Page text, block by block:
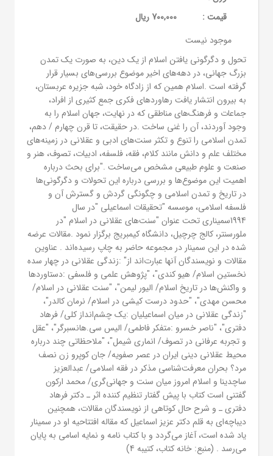
قيمت :
700,000 ریال
موجود نیست
تحول و دگرگونی یافتن اسلام از یک دین، به صورت یک تمدن
بزرگ جهانی، در دهه‌های اخیر موضوع بررسی‌های بسیار قرار
گرفته است .اسلام همین که از زادگاه خود، شبه جزیره عربستان،
به بیرون انتشار یافت رهاوردهای فکری جمع کثیری از افراد،
جماعات و فرهنگ‌های مناطقی که در نهایت، جهان اسلام را به
وجود آوردند، آن را غنی ساخت .در حقیقت، تا قرن چهارم / دهم،
تمدن اسلامی را تنوع و تکثر سنت‌های ادبی و عقلانی در زمینه‌های
مختلف علم و دانش مانند کلام، فقه، فلسفه، ادبیات، تصوف، هنر و
صنعت و علوم طبیعی مشخص می‌ساخت ."برای بحث درباره
اهمیت این موضوع‌ها و بررسی درباره این تحولات و دگرگونی‌ها
در تاریخ و تمدن اسلامی و چگونگی گردش و گسترش آن و
فلسفه اسلامی، موسسه "تحقیقات اسماعیلی "در سال
1994سمیناری تحت عنوان "سنت‌های عقلانی در اسلام "در
ملورسنتر، کالج چرچیل، دانشگاه کیمبریج برگزار نمود .مقالات عرضه
شده در این سمینار در مجموعه حاضر به چاپ رسیده‌اند . عناوین
مقالات و نویسندگان آنها عبارت‌اند از" :زندگی عقلانی در چهار سده
نخستین اسلام/ هیو کندی"، "پژوهش علمی و فلسفی :دستاوردها
و واکنش‌ها در تاریخ اسلام/ الیور لیمن"، "سنت عقلانی در اسلام/
محسن مهدی"، "حدود درست کیشی در اسلام/ نرمان کالدر"،
"زندگی عقلانی در میان اسماعیلیان :یک چشم‌انداز کلی/ فرهاد
دفتری"، "ناصر خسرو :متفکر فاطمی/ الیس سی.هانسبرگر"، "عقل
و تجربه عرفانی در تصوف/ انماری شیمل"، "ملاحظاتی چند درباره
محیط عقلانی دینی ایران در عصر صفویه/ جان کوپرو زن نصف
مرد؟ بحران معرفت‌شناسی مذکر در فقه اسلامی/ عبدالعزیز
ساچدینا و اسلام امروز میان سنت و جهانی‌گری/ محمد ارکون
گفتنی است کتاب با پیش گفتار تنظیم کننده اثر ـ دکتر فرهاد
دفتری ـ و شرح حال کوتاهی از نویسندگان مقالات، همچنین
دیباچه‌ای به قلم دکتر عزیز اسماعیل که مقاله افتتاحیه او در سمینار
یاد شده است، آغاز می‌گردد و با کتاب نامه و نمایه اسامی به پایان
می‌رسد . (منبع: خانه کتاب، کتیبه 4)